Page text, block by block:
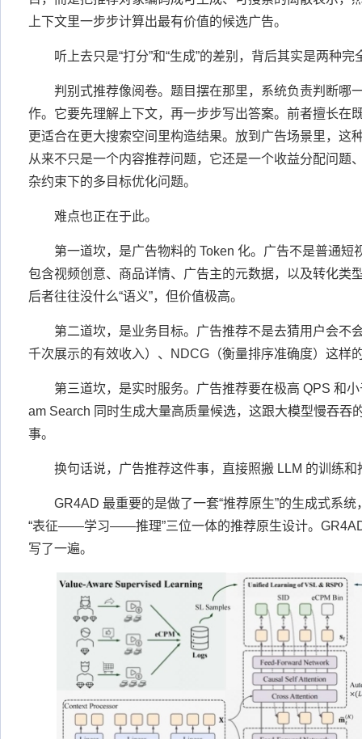
上下文里一步步计算出最有价值的候选广告。
听上去只是“打分”和“生成”的差别，背后其实是两种
判别式推荐像阅卷。题目摆在那里，系统负责判断哪
作。它要先理解上下文，再一步步写出答案。前者擅长在
更适合在更大搜索空间里构造结果。放到广告场景里，这
从来不只是一个内容推荐问题，它还是一个收益分配问题
杂约束下的多目标优化问题。
难点也正在于此。
第一道坎，是广告物料的 Token 化。广告不是普通短
包含视频创意、商品详情、广告主的元数据，以及转化类
后者往往没什么“语义”，但价值极高。
第二道坎，是业务目标。广告推荐不是去猜用户会不
千次展示的有效收入）、NDCG（衡量排序准确度）这样
第三道坎，是实时服务。广告推荐要在极高 QPS 和
am Search 同时生成大量高质量候选，这跟大模型慢吞吞
事。
换句话说，广告推荐这件事，直接照搬 LLM 的训练
GR4AD 最重要的是做了一套“推荐原生”的生成式系
“表征——学习——推理”三位一体的推荐原生设计。
写了一遍。